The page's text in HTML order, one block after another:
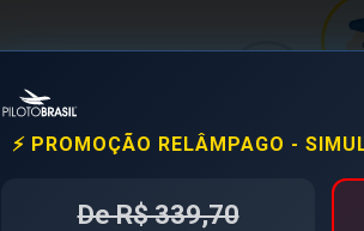
⚡ PROMOÇÃO RELÂMPAGO -
De R$ 339,70